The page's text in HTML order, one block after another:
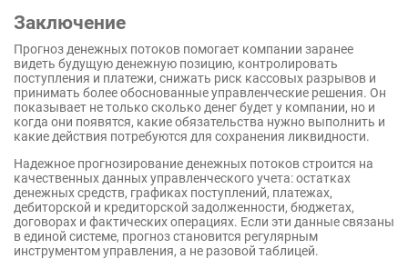
Заключение
Прогноз денежных потоков помогает компании заранее
видеть будущую денежную позицию, контролировать
поступления и платежи, снижать риск кассовых разрывов и
принимать более обоснованные управленческие решения. Он
показывает не только сколько денег будет у компании, но и
когда они появятся, какие обязательства нужно выполнить и
какие действия потребуются для сохранения ликвидности.
Надежное прогнозирование денежных потоков строится на
качественных данных управленческого учета: остатках
денежных средств, графиках поступлений, платежах,
дебиторской и кредиторской задолженности, бюджетах,
договорах и фактических операциях. Если эти данные связаны
в единой системе, прогноз становится регулярным
инструментом управления, а не разовой таблицей.